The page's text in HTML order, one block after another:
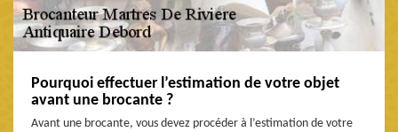
Pourquoi effectuer l’estimation de votre objet
avant une brocante ?
Avant une brocante, vous devez procéder à l’estimation de votre